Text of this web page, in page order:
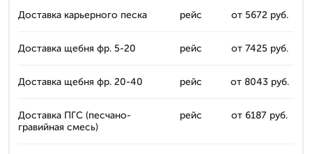
Доставка карьерного песка рейс от 5672 руб.
Доставка щебня фр. 5-20 рейс от 7425 руб.
Доставка щебня фр. 20-40 рейс от 8043 руб.
Доставка ПГС (песчано-
гравийная смесь)
рейс от 6187 руб.